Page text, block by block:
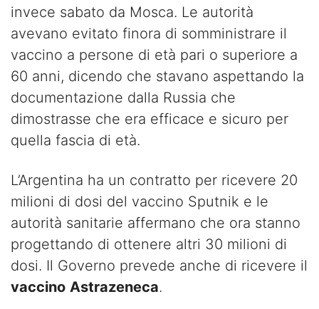
invece sabato da Mosca. Le autorità
avevano evitato finora di somministrare il
vaccino a persone di età pari o superiore a
60 anni, dicendo che stavano aspettando la
documentazione dalla Russia che
dimostrasse che era efficace e sicuro per
quella fascia di età.
L’Argentina ha un contratto per ricevere 20
milioni di dosi del vaccino Sputnik e le
autorità sanitarie affermano che ora stanno
progettando di ottenere altri 30 milioni di
dosi. Il Governo prevede anche di ricevere il
vaccino Astrazeneca.